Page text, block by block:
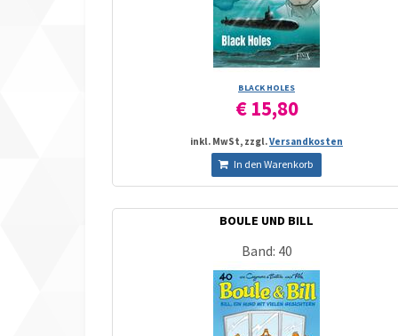
BLACK HOLES
€ 15,80
inkl. MwSt, zzgl.Versandkosten
In den Warenkorb
BOULE UND BILL
Band: 40